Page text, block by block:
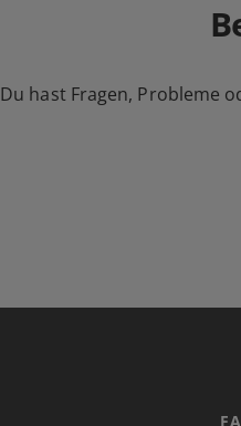
Du hast Fragen, Probleme